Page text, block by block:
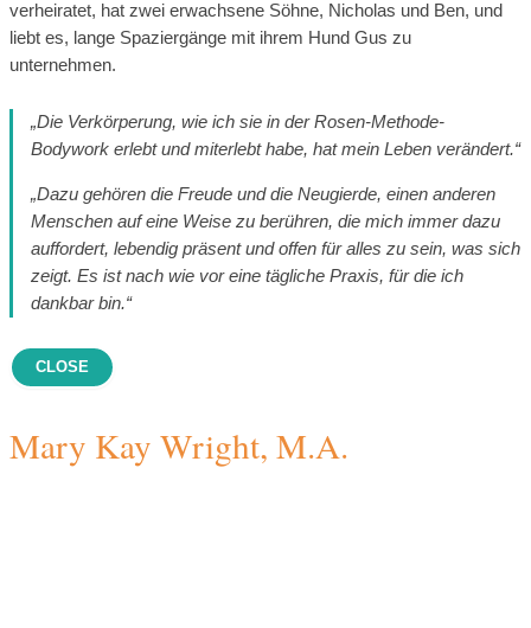
verheiratet, hat zwei erwachsene Söhne, Nicholas und Ben, und
liebt es, lange Spaziergänge mit ihrem Hund Gus zu
unternehmen.
„Die Verkörperung, wie ich sie in der Rosen-Methode-
Bodywork erlebt und miterlebt habe, hat mein Leben verändert.“
„Dazu gehören die Freude und die Neugierde, einen anderen
Menschen auf eine Weise zu berühren, die mich immer dazu
auffordert, lebendig präsent und offen für alles zu sein, was sich
zeigt. Es ist nach wie vor eine tägliche Praxis, für die ich
dankbar bin.“
CLOSE
Mary Kay Wright, M.A.